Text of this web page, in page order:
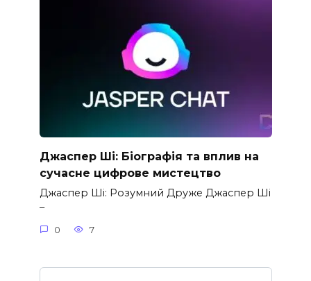
Джаспер Ші: Біографія та вплив на
сучасне цифрове мистецтво
Джаспер Ші: Розумний Друже Джаспер Ші
–
0 7